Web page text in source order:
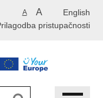
English
A A
pristupačnosti